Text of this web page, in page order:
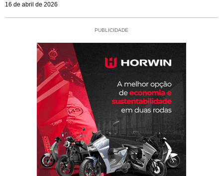
16 de abril de 2026
PUBLICIDADE